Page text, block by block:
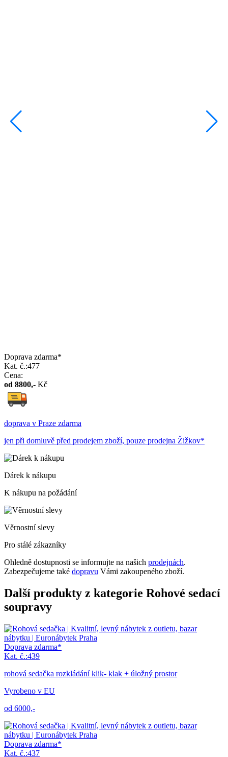
Doprava zdarma*
Kat. č.:477
Cena:
od 8800,- Kč
doprava v Praze zdarma
jen při domluvě před prodejem zboží, pouze prodejna Žižkov*
Dárek k nákupu
K nákupu na požádání
Věrnostní slevy
Pro stálé zákazníky
Ohledně dostupnosti se informujte na našich prodejnách.
Zabezpečujeme také dopravu Vámi zakoupeného zboží.
Další produkty z kategorie Rohové sedací
soupravy
Doprava zdarma*
Kat. č.:439
rohová sedačka rozkládání klik- klak + úložný prostor
Vyrobeno v EU
od 6000,-
Doprava zdarma*
Kat. č.:437